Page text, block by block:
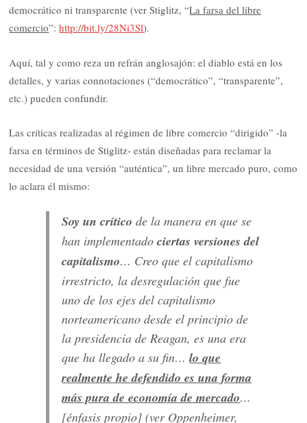
democrático ni transparente (ver Stiglitz, “La farsa del libre
comercio”:http://bit.ly/28Ni3Sl).
Aquí, tal y como reza un refrán anglosajón: el diablo está en los
detalles, y varias connotaciones (“democrático”, “transparente”,
etc.) pueden confundir.
Las críticas realizadas al régimen de libre comercio “dirigido” -la
farsa en términos de Stiglitz- están diseñadas para reclamar la
necesidad de una versión “auténtica”, un libre mercado puro, como
lo aclara él mismo:
Soy un críticode la manera en que se
han implementadociertas versiones del
capitalismo… Creo que el capitalismo
irrestricto, la desregulación que fue
uno de los ejes del capitalismo
norteamericano desde el principio de
la presidencia de Reagan, es una era
que ha llegado a su fin…lo que
realmente he defendido es una forma
más pura de economía de mercado…
[énfasis propio] (ver Oppenheimer,